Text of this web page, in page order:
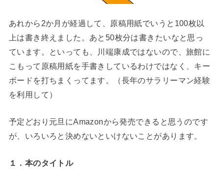
あれから2か月が経過して、原稿用紙でいうと100枚以
上は書き終えました。あと50枚分は書きたいなと思っ
ています。といっても、川端康成ではないので、旅館に
こもって原稿用紙を手書きしているわけではなく、キー
ボードを打ちまくってます。（長年のサラリーマン経験
を利用して）
予定どおり元旦にAmazonから発売できると思うのです
が、いろいろと決めないといけないことがあります。
１．本のタイトル